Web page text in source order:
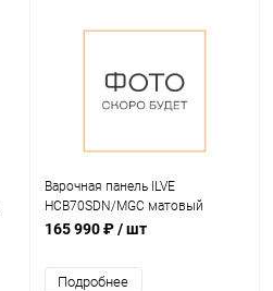
Варочная панель ILVE
HCB70SDN/MGC матовый
графит (фурн. хром)
165 990 ₽/ шт
Подробнее